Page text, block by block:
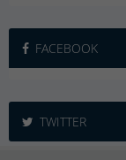
FACEBOOK
TWITTER